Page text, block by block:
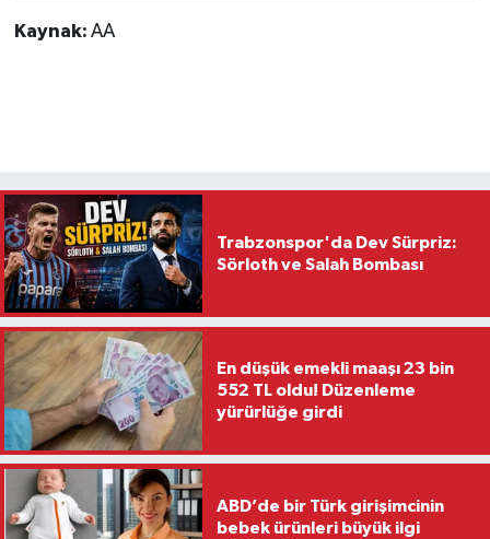
Kaynak: AA
Trabzonspor'da Dev Sürpriz:
Sörloth ve Salah Bombası
En düşük emekli maaşı 23 bin
552 TL oldu! Düzenleme
yürürlüğe girdi
ABD’de bir Türk girişimcinin
bebek ürünleri büyük ilgi